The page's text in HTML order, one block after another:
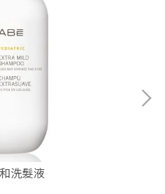
洗髮液